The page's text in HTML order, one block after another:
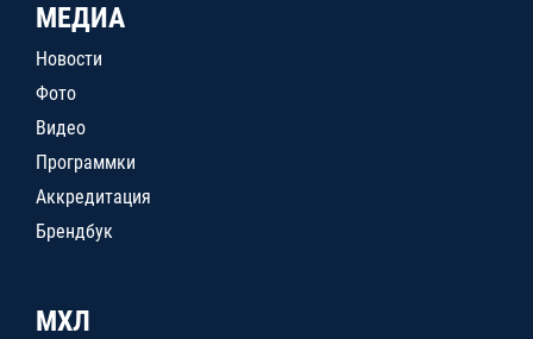
МЕДИА
Новости
Фото
Видео
Программки
Аккредитация
Брендбук
МХЛ